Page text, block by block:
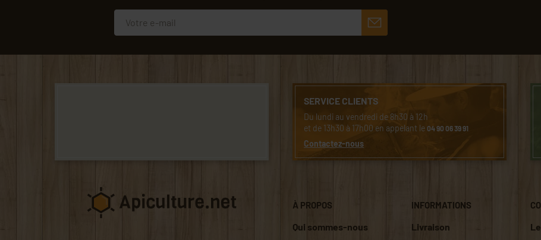
SERVICE CLIENTS
Du lundi au vendredi de 8h30 à 12h
et de 13h30 à 17h00 en appelant le04 90 06 39 91
Contactez-nous
À PROPOS
Qui sommes-nous
INFORMATIONS
Livraison